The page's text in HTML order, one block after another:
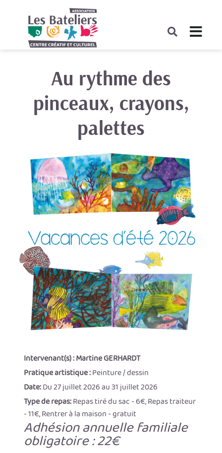
Au rythme des
pinceaux, crayons,
palettes
Intervenant(s) :Martine GERHARDT
Pratique artistique :Peinture / dessin
Date:Du 27 juillet 2026 au 31 juillet 2026
Type de repas:Repas tiré du sac - 6€, Repas traiteur
- 11€, Rentrer à la maison - gratuit
Adhésion annuelle familiale
obligatoire : 22€